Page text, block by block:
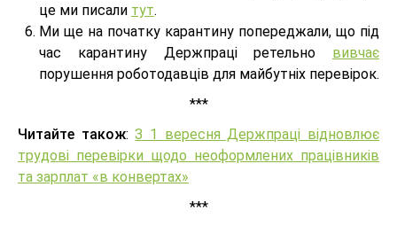
це ми писали тут.
Ми ще на початку карантину попереджали, що під
час карантину Держпраці ретельно вивчає
порушення роботодавців для майбутніх перевірок.
***
Читайте також:З 1 вересня Держпраці відновлює
трудові перевірки щодо неоформлених працівників
та зарплат «в конвертах»
***